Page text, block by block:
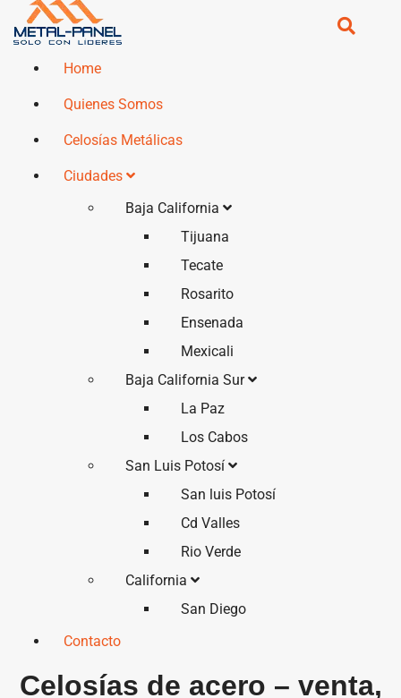
Home
Quienes Somos
Celosías Metálicas
Ciudades
Baja California
Tijuana
Tecate
Rosarito
Ensenada
Mexicali
Baja California Sur
La Paz
Los Cabos
San Luis Potosí
San luis Potosí
Cd Valles
Rio Verde
California
San Diego
Contacto
Celosías de acero – venta,